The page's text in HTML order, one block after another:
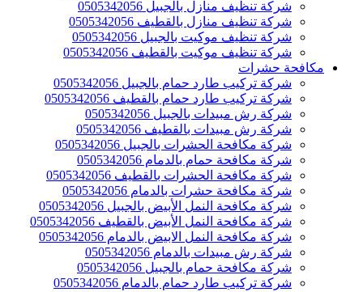
شركة تنظيف منازل بالجبيل 0505342056
شركة تنظيف منازل بالقطيف 0505342056
شركة تنظيف موكيت بالجبيل 0505342056
شركة تنظيف موكيت بالقطيف 0505342056
مكافحة حشرات
شركة تركيب طارد حمام بالجبيل 0505342056
شركة تركيب طارد حمام بالقطيف 0505342056
شركة رش مبيدات بالجبيل 0505342056
شركة رش مبيدات بالقطيف 0505342056
شركة مكافحة الحشرات بالجبيل 0505342056
شركة مكافحة حمام بالدمام 0505342056
شركة مكافحة الحشرات بالقطيف 0505342056
شركة مكافحة حشرات بالدمام 0505342056
شركة مكافحة النمل الأبيض بالجبيل 0505342056
شركة مكافحة النمل الأبيض بالقطيف 0505342056
شركة مكافحة النمل الابيض بالدمام 0505342056
شركة رش مبيدات بالدمام 0505342056
شركة مكافحة حمام بالجبيل 0505342056
شركة تركيب طارد حمام بالدمام 0505342056